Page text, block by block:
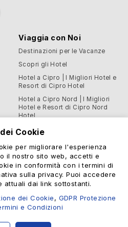
Viaggia con Noi
Destinazioni per le Vacanze
Scopri gli Hotel
Hotel a Cipro | I Migliori Hotel e
Resort di Cipro Hotel
Hotel a Cipro Nord | I Migliori
Hotel e Resort di Cipro Nord
Hotel
Cookie
per migliorare l'esperienza
il nostro sito web, accetti e
in conformità con i termini di
sulla privacy. Puoi accedere
attuali dai link sottostanti.
dei Cookie, GDPR Protezione
e Condizioni